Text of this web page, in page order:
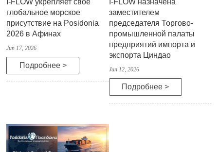
I-FLOW укрепляет свое
глобальное морское
присутствие на Posidonia
2026 в Афинах
Jun 17, 2026
Подробнее >
I-FLOW назначена
заместителем
председателя Торгово-
промышленной палаты
предприятий импорта и
экспорта Циндао
Jun 12, 2026
Подробнее >